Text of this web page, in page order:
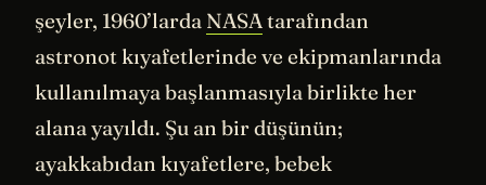
şeyler, 1960’larda NASAtarafından
astronot kıyafetlerinde ve ekipmanlarında
kullanılmaya başlanmasıyla birlikte her
alana yayıldı. Şu an bir düşünün;
ayakkabıdan kıyafetlere, bebek